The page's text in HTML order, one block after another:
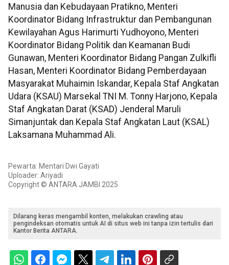
Manusia dan Kebudayaan Pratikno, Menteri
Koordinator Bidang Infrastruktur dan Pembangunan
Kewilayahan Agus Harimurti Yudhoyono, Menteri
Koordinator Bidang Politik dan Keamanan Budi
Gunawan, Menteri Koordinator Bidang Pangan Zulkifli
Hasan, Menteri Koordinator Bidang Pemberdayaan
Masyarakat Muhaimin Iskandar, Kepala Staf Angkatan
Udara (KSAU) Marsekal TNI M. Tonny Harjono, Kepala
Staf Angkatan Darat (KSAD) Jenderal Maruli
Simanjuntak dan Kepala Staf Angkatan Laut (KSAL)
Laksamana Muhammad Ali.
Pewarta: Mentari Dwi Gayati
Uploader: Ariyadi
Copyright © ANTARA JAMBI 2025
Dilarang keras mengambil konten, melakukan crawling atau
pengindeksan otomatis untuk AI di situs web ini tanpa izin tertulis dari
Kantor Berita ANTARA.